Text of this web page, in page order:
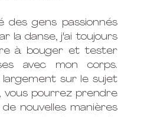
des gens passionnés
la danse, j'ai toujours
à bouger et tester
avec mon corps.
largement sur le sujet
vous pourrez prendre
nouvelles manières